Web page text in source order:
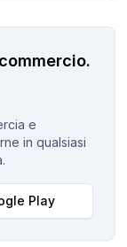
e
in qualsiasi
Play